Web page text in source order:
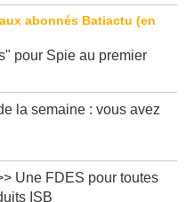
pour Spie au premier
la semaine : vous avez
Une FDES pour toutes
ISB